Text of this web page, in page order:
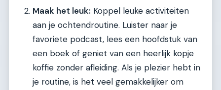
Maak het leuk: Koppel leuke activiteiten
aan je ochtendroutine. Luister naar je
favoriete podcast, lees een hoofdstuk van
een boek of geniet van een heerlijk kopje
koffie zonder afleiding. Als je plezier hebt in
je routine, is het veel gemakkelijker om